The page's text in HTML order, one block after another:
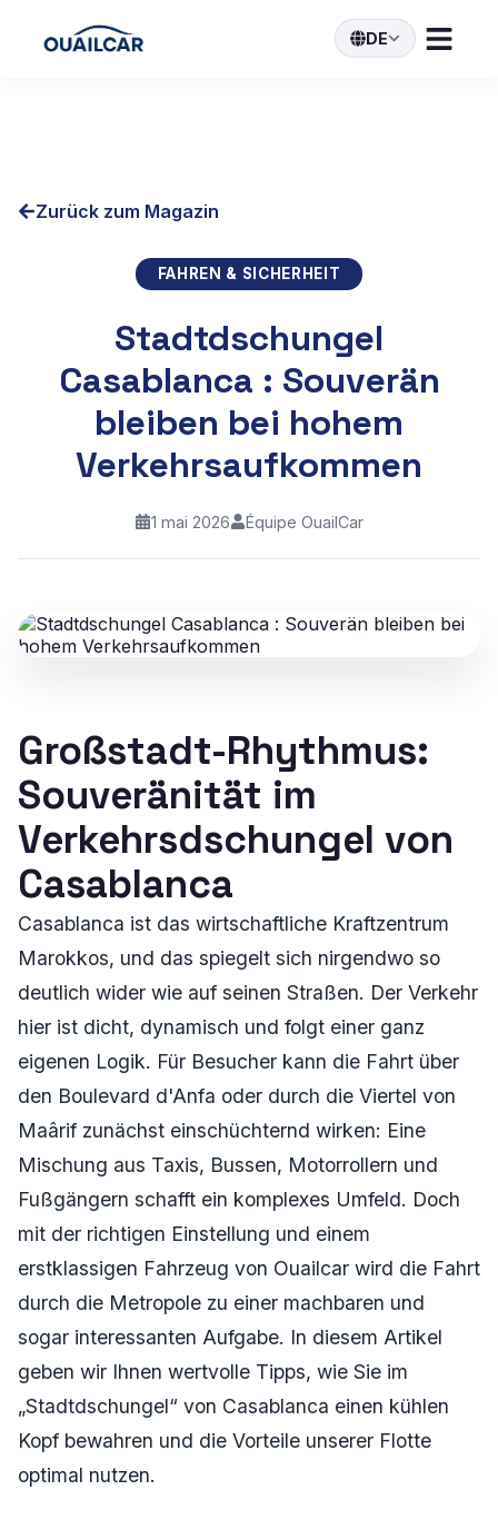
DE
Zurück zum Magazin
FAHREN & SICHERHEIT
Stadtdschungel
Casablanca : Souverän
bleiben bei hohem
Verkehrsaufkommen
1 mai 2026 Équipe OuailCar
Großstadt-Rhythmus:
Souveränität im
Verkehrsdschungel von
Casablanca
Casablanca ist das wirtschaftliche Kraftzentrum
Marokkos, und das spiegelt sich nirgendwo so
deutlich wider wie auf seinen Straßen. Der Verkehr
hier ist dicht, dynamisch und folgt einer ganz
eigenen Logik. Für Besucher kann die Fahrt über
den Boulevard d'Anfa oder durch die Viertel von
Maârif zunächst einschüchternd wirken: Eine
Mischung aus Taxis, Bussen, Motorrollern und
Fußgängern schafft ein komplexes Umfeld. Doch
mit der richtigen Einstellung und einem
erstklassigen Fahrzeug von Ouailcar wird die Fahrt
durch die Metropole zu einer machbaren und
sogar interessanten Aufgabe. In diesem Artikel
geben wir Ihnen wertvolle Tipps, wie Sie im
„Stadtdschungel“ von Casablanca einen kühlen
Kopf bewahren und die Vorteile unserer Flotte
optimal nutzen.